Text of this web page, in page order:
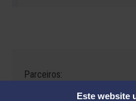
Este website
Parceiros: